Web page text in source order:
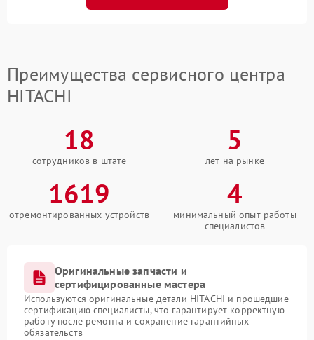
Преимущества сервисного центра
HITACHI
18
сотрудников в штате
5
лет на рынке
1619
отремонтированных устройств
4
минимальный опыт работы
специалистов
Оригинальные запчасти и
сертифицированные мастера
Используются оригинальные детали HITACHI и прошедшие
сертификацию специалисты, что гарантирует корректную
работу после ремонта и сохранение гарантийных
обязательств